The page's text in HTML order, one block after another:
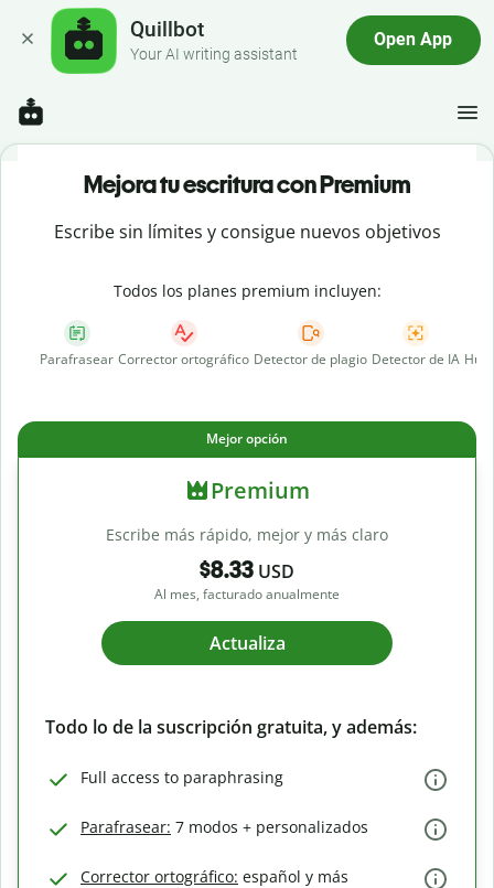
Quillbot
Your AI writing assistant
Open App
Mejora tu escritura con Premium
Escribe sin límites y consigue nuevos objetivos
Todos los planes premium incluyen:
Parafrasear Corrector ortográfico Detector de plagio Detector de IA
Mejor opción
Premium
Escribe más rápido, mejor y más claro
$8.33 USD
Al mes, facturado anualmente
Actualiza
Todo lo de la suscripción gratuita, y además:
Full access to paraphrasing
Parafrasear: 7 modos + personalizados
Corrector ortográfico: español y más